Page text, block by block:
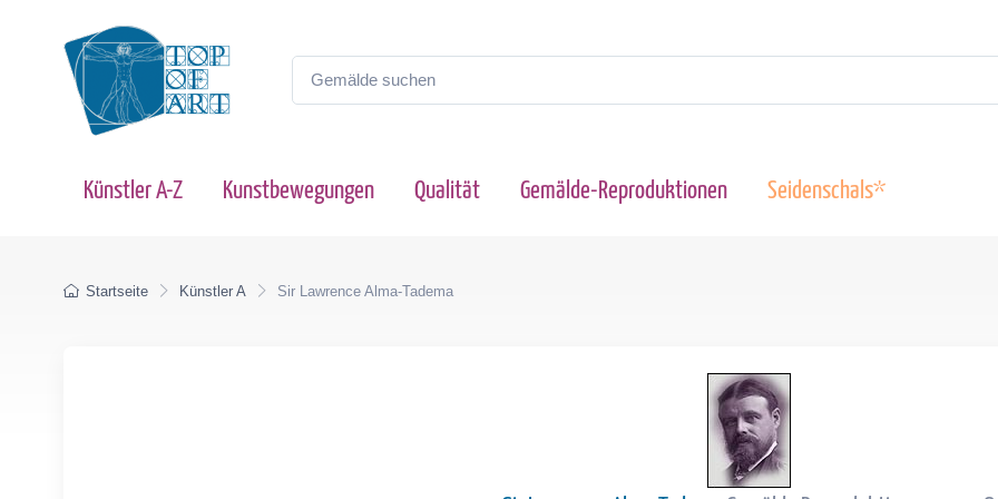
Künstler A-Z Kunstbewegungen Qualität Gemälde-Reproduktionen Seidenschals*
Startseite Künstler A Sir Lawrence Alma-Tadema